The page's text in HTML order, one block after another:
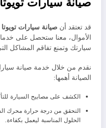
قد تعتقد أن صيانة سيارات تويوتا
الأموال، معنا ستحصل على
سيارتك وتمنع تفاقم المشاكل
نقدم من خلال خدمة صيانة
الصيانة أهمها:
الكشف على مصابيح السيارة
التحقق من درجة حرارة محرك
الحلول المناسبة ليعمل بكفاءة.